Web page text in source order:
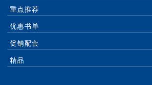
重点推荐
优惠书单
促销配套
精品